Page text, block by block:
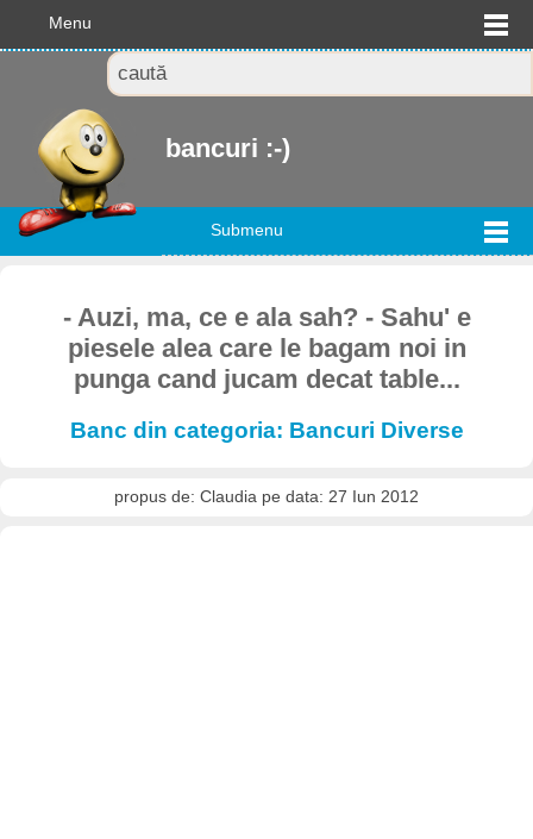
Menu
bancuri :-)
Submenu
- Auzi, ma, ce e ala sah? - Sahu' e
piesele alea care le bagam noi in
punga cand jucam decat table...
Banc din categoria: Bancuri Diverse
propus de: Claudia pe data: 27 Iun 2012